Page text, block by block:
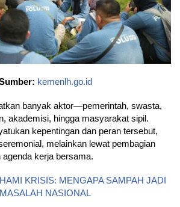
kemenlh.go.id
banyak aktor—pemerintah, swasta,
akademisi, hingga masyarakat sipil.
kepentingan dan peran tersebut,
melainkan lewat pembagian
kerja bersama.
KRISIS: MENGAPA SAMPAH JADI
MASALAH NASIONAL